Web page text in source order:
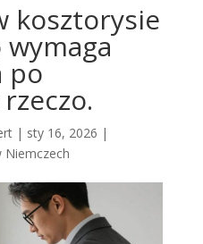
kosztorysie
wymaga
po
| sty 16, 2026 |
Niemczech